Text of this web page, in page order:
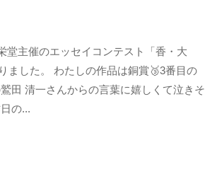
堂主催のエッセイコンテスト「香・大
ました。 わたしの作品は銅賞🥉3番目の
田 清一さんからの言葉に嬉しくて泣きそ
の...